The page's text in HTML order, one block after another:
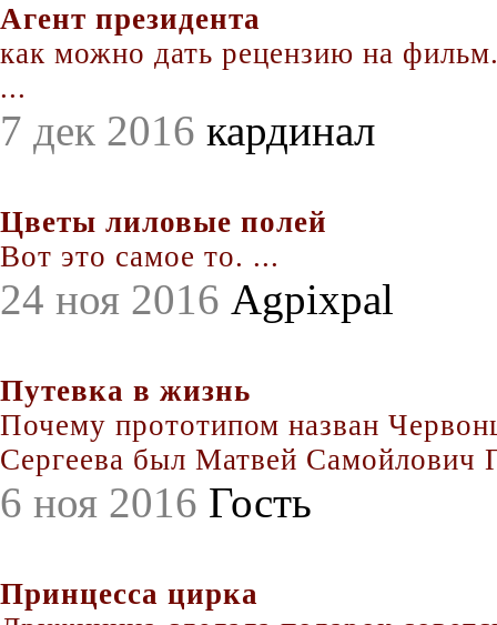
Агент президента
как можно дать рецензию на
...
7 дек 2016 кардинал
Цветы лиловые полей
Вот это самое то. ...
24 ноя 2016 Agpixpal
Путевка в жизнь
Почему прототипом назван
Сергеева был Матвей Самойлович
6 ноя 2016 Гость
Принцесса цирка